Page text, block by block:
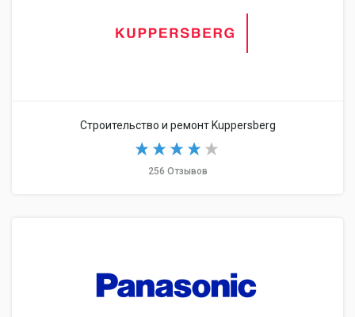
Строительство и ремонт Kuppersberg
256 Отзывов